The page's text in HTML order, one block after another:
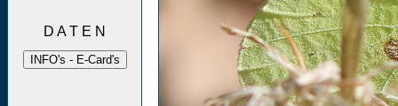
D A T E N